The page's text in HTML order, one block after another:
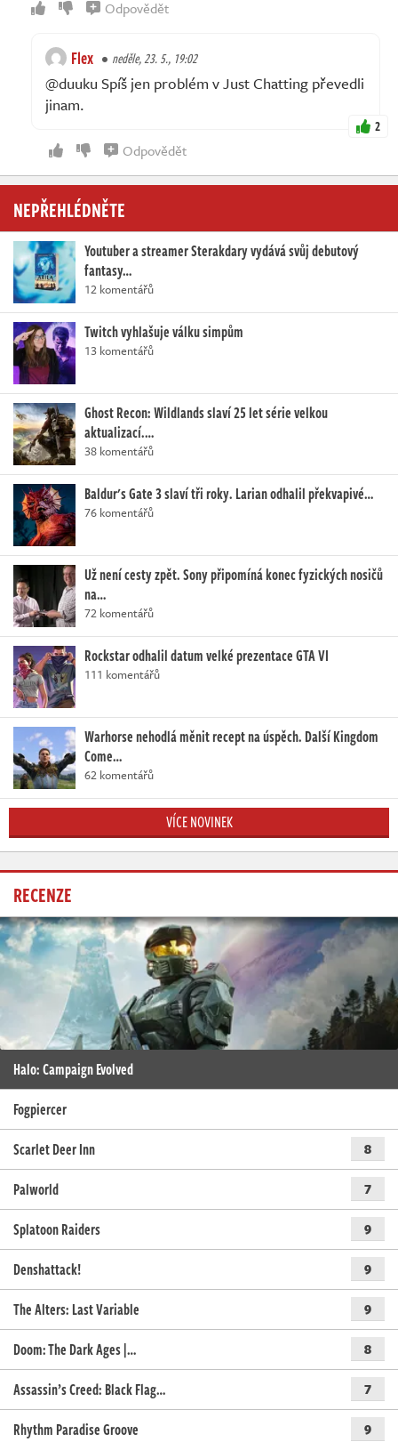
Odpovědět
Flex neděle, 23. 5., 19:02
@duuku Spíš jen problém v Just Chatting převedli
jinam.
2
Odpovědět
NEPŘEHLÉDNĚTE
Youtuber a streamer Sterakdary vydává svůj debutový
fantasy…
12 komentářů
Twitch vyhlašuje válku simpům
13 komentářů
Ghost Recon: Wildlands slaví 25 let série velkou
aktualizací.…
38 komentářů
Baldur's Gate 3 slaví tři roky. Larian odhalil překvapivé…
76 komentářů
Už není cesty zpět. Sony připomíná konec fyzických nosičů
na…
72 komentářů
Rockstar odhalil datum velké prezentace GTA VI
111 komentářů
Warhorse nehodlá měnit recept na úspěch. Další Kingdom
Come…
62 komentářů
VÍCE NOVINEK
RECENZE
Halo: Campaign Evolved
Fogpiercer
Scarlet Deer Inn
8
Palworld 7
Splatoon Raiders 9
Denshattack! 9
The Alters: Last Variable 9
Doom: The Dark Ages |… 8
Assassin’s Creed: Black Flag… 7
Rhythm Paradise Groove 9